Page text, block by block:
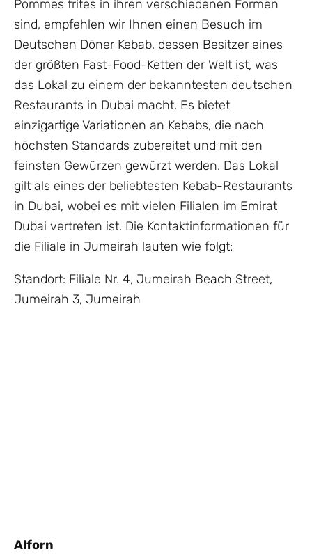
Pommes frites in ihren verschiedenen Formen
sind, empfehlen wir Ihnen einen Besuch im
Deutschen Döner Kebab, dessen Besitzer eines
der größten Fast-Food-Ketten der Welt ist, was
das Lokal zu einem der bekanntesten deutschen
Restaurants in Dubai macht. Es bietet
einzigartige Variationen an Kebabs, die nach
höchsten Standards zubereitet und mit den
feinsten Gewürzen gewürzt werden. Das Lokal
gilt als eines der beliebtesten Kebab-Restaurants
in Dubai, wobei es mit vielen Filialen im Emirat
Dubai vertreten ist. Die Kontaktinformationen für
die Filiale in Jumeirah lauten wie folgt:
Standort: Filiale Nr. 4, Jumeirah Beach Street,
Jumeirah 3, Jumeirah
Alforn